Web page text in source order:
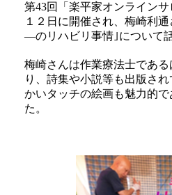
第43回「楽平家オンラインサ
１２日に開催され、梅崎利
―のリハビリ事情｣について
梅崎さんは作業療法士であ
り、詩集や小説等も出版さ
かいタッチの絵画も魅力的
た。